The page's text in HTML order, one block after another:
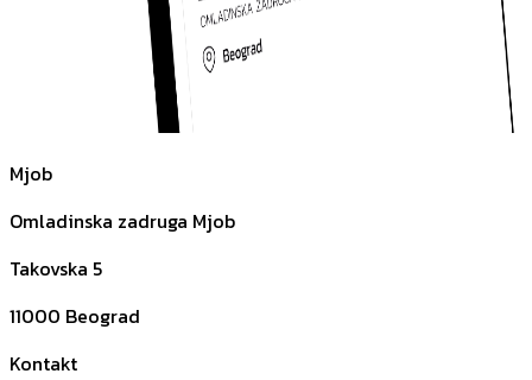
Mjob
Omladinska zadruga Mjob
Takovska 5
11000 Beograd
Kontakt